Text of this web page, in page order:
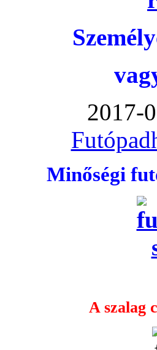
2017-
Minőségi
A szalag